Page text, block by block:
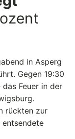
in Asperg
Gegen 19:30
Feuer in der
rückten zur